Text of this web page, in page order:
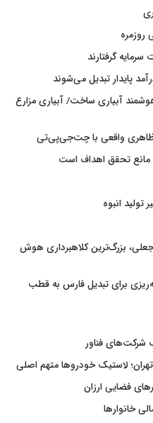
روزمره
گرفتارند
پایدار تبدیل می‌شوند
آبیاری ساخت/ آبیاری مزارع
ظاهری واقعی با چت‌جی‌پی‌تی
مانع تحقق اهداف است
انبوه
با چهره جعلی، بزرگ‌ترین کلاهبرداری هوش
برای تبدیل فارس به قطب
شرکت‌های فناور
لاستیک خودروها متهم اصلی
فضایی ارزان
خانوارها